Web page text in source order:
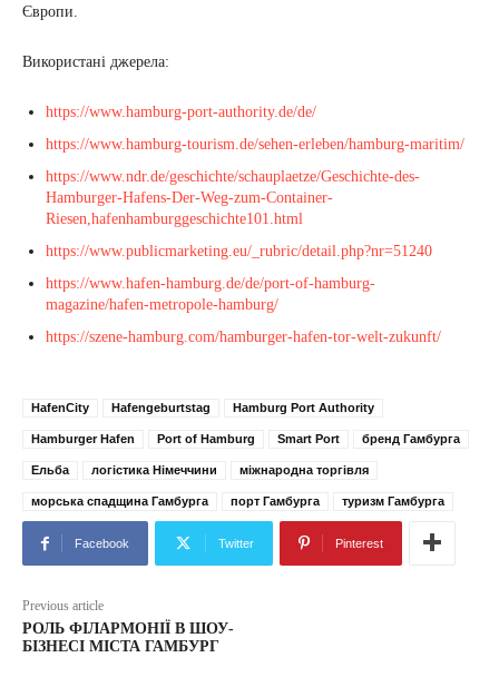
Європи.
Використані джерела:
https://www.hamburg-port-authority.de/de/
https://www.hamburg-tourism.de/sehen-erleben/hamburg-maritim/
https://www.ndr.de/geschichte/schauplaetze/Geschichte-des-
Hamburger-Hafens-Der-Weg-zum-Container-
Riesen,hafenhamburggeschichte101.html
https://www.publicmarketing.eu/_rubric/detail.php?nr=51240
https://www.hafen-hamburg.de/de/port-of-hamburg-
magazine/hafen-metropole-hamburg/
https://szene-hamburg.com/hamburger-hafen-tor-welt-zukunft/
HafenCity Hafengeburtstag Hamburg Port Authority
Hamburger Hafen Port of Hamburg Smart Port бренд Гамбурга
Ельба логістика Німеччини міжнародна торгівля
морська спадщина Гамбурга порт Гамбурга туризм Гамбурга
Facebook Twitter Pinterest
Previous article
РОЛЬ ФІЛАРМОНІЇ В ШОУ-
БІЗНЕСІ МІСТА ГАМБУРГ